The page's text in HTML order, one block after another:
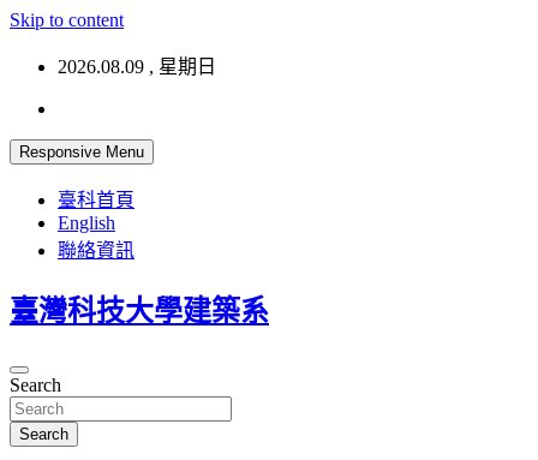
Skip to content
2026.08.09 , 星期日
Responsive Menu
臺科首頁
English
聯絡資訊
臺灣科技大學建築系
Search
Search